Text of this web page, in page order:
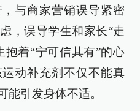
与商家营销误导紧密
，误导学生和家长“走
抱着“宁可信其有”的心
动补充剂不仅不能真
能引发身体不适。